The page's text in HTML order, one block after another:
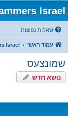
Israel
שאלות נפוצות
עמוד ראשי Israel
שמונצעס
נושא חדש